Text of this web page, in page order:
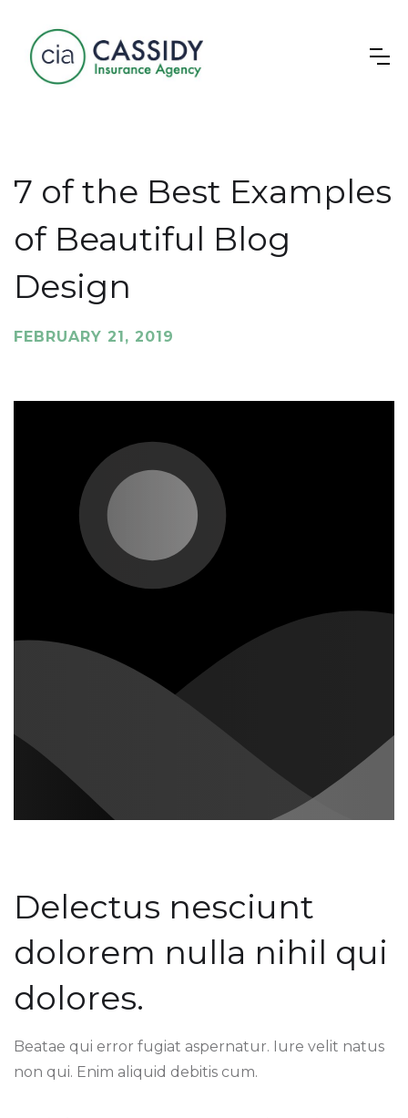
7 of the Best Examples
of Beautiful Blog
Design
FEBRUARY 21, 2019
Delectus nesciunt
dolorem nulla nihil qui
dolores.
Beatae qui error fugiat aspernatur. Iure velit natus
non qui. Enim aliquid debitis cum.